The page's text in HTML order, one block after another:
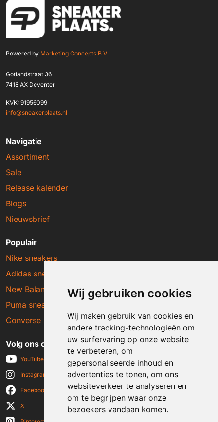
Wij gebruiken cookies
Wij maken gebruik van cookies en
andere tracking-technologieën om
uw surfervaring op onze website
te verbeteren, om
gepersonaliseerde inhoud en
advertenties te tonen, om ons
websiteverkeer te analyseren en
om te begrijpen waar onze
bezoekers vandaan komen.
Powered by Marketing Concepts B.V.
Gotlandstraat 36
7418 AX Deventer
KVK: 91956099
info@sneakerplaats.nl
Navigatie
Assortiment
Sale
Release kalender
Blogs
Nieuwsbrief
Populair
Nike sneakers
Adidas sneakers
New Balance sneakers
Puma sneakers
Converse sneakers
Volg ons op social media
YouTube
Instagram
Facebook
X